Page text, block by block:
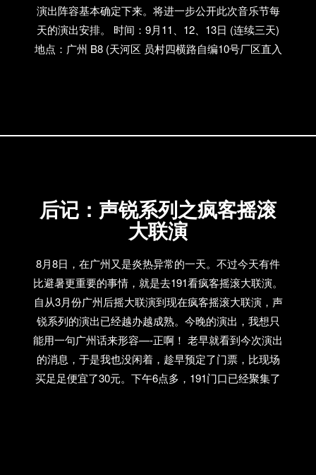
演出阵容基本确定下来。将进一步公开此次音乐节每
天的演出安排。 时间：9月11、12、13日 (连续三天)
地点：广州 B8 (天河区 员村四横路自编10号厂区直入
后记：声锐系列之疯客摇滚
大联演
8月8日，在广州又是炎热异常的一天。不过今天有件
比避暑更重要的事情，就是去191看疯客摇滚大联演。
自从3月份广州后摇大联演到现在疯客摇滚大联演，声
锐系列的演出已经越办越成熟。今晚的演出，我想只
能用一句广州话来形容—-正啊！ 老早就看到今次演出
的消息，于是我也没闲着，趁早预定了门票，比现场
买足足便宜了30元。下午6点多，191门口已经聚集了